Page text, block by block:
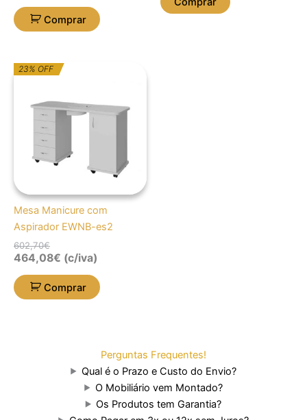
Comprar
23% OFF
Mesa Manicure com
Aspirador EWNB-es2
602,70€
O
preço
era:
602,70€.
O
preço
é:
464,08€.
464,08€ (c/iva)
Comprar
Perguntas Frequentes!
Qual é o Prazo e Custo do Envio?
O Mobiliário vem Montado?
Os Produtos tem Garantia?